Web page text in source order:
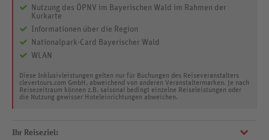
Nutzung des ÖPNV im Bayerischen Wald im Rahmen der
Kurkarte
Informationen über die Region
Nationalpark-Card Bayerischer Wald
WLAN
Diese Inklusivleistungen gelten nur für Buchungen des Reiseveranstalters
clevertours.com GmbH, abweichend von anderen Veranstaltermarken. Je nach
Reisezeitraum können z.B. saisonal bedingt einzelne Reiseleistungen oder
die Nutzung gewisser Hoteleinrichtungen abweichen.
Ihr Reiseziel: